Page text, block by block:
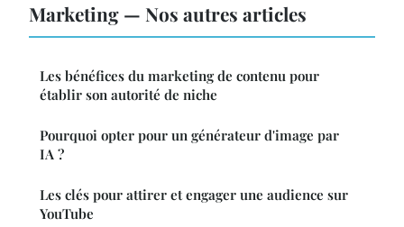
Marketing — Nos autres articles
Les bénéfices du marketing de contenu pour
établir son autorité de niche
Pourquoi opter pour un générateur d'image par
IA ?
Les clés pour attirer et engager une audience sur
YouTube